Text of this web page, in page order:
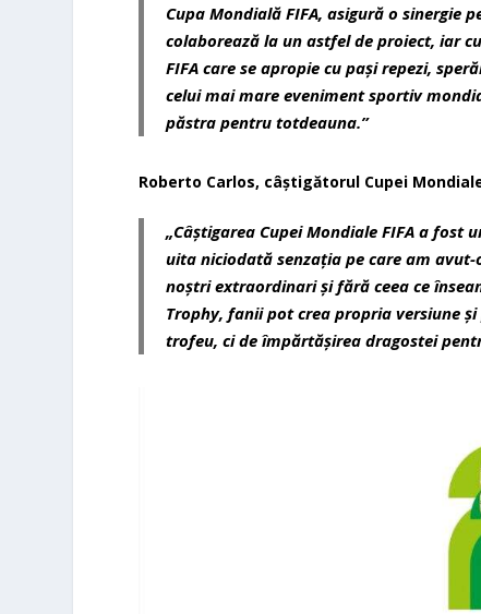
Cupa Mondială FIFA, asigură o sinergie
colaborează la un astfel de proiect, iar
FIFA care se apropie cu pași repezi,
celui mai mare eveniment sportiv
păstra pentru totdeauna.”
Roberto Carlos, câștigătorul Cupei
„Câștigarea Cupei Mondiale FIFA a
uita niciodată senzația pe care am
noștri extraordinari și fără ceea ce
Trophy, fanii pot crea propria versiune
trofeu, ci de împărtășirea dragostei